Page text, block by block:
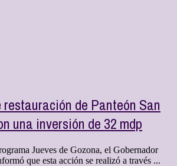
restauración de Panteón San
una inversión de 32 mdp
Jueves de Gozona, el Gobernador
que esta acción se realizó a través ...